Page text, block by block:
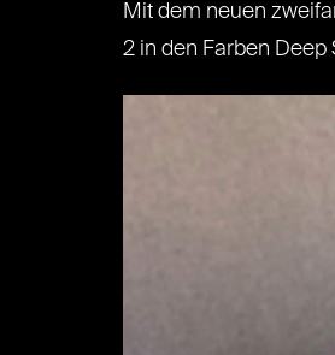
Mit dem neuen
2 in den Farben Deep